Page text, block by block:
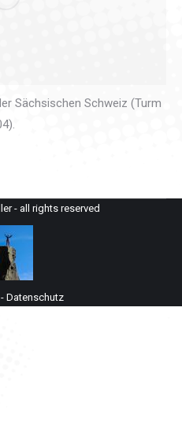
Sächsischen Schweiz (Turm
- all rights reserved
- Datenschutz